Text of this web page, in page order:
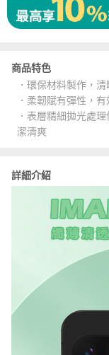
商品特色
．環保材料製作，
．柔韌賦有彈性，
．表層精細拋光處
潔清爽
詳細介紹